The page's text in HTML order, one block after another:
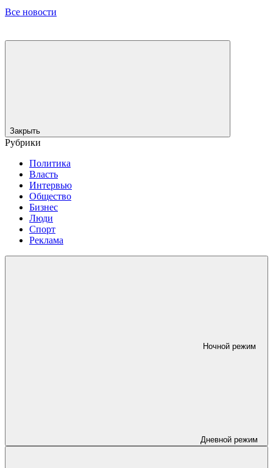
Все новости
Закрыть
Рубрики
Политика
Власть
Интервью
Общество
Бизнес
Люди
Спорт
Реклама
Ночной режим
Дневной режим